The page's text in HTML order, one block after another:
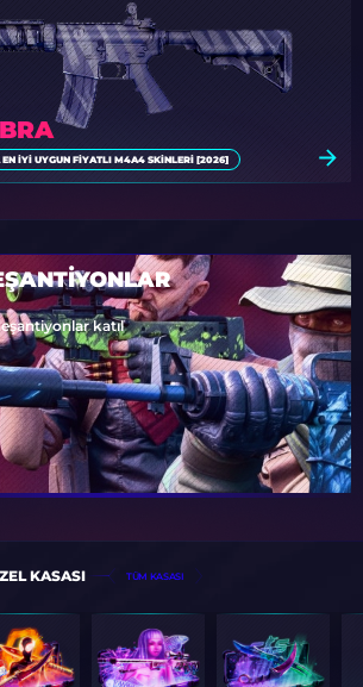
EN İYI UYGUN FIYATLI M4A4 SKINLERI [2026]
katıl
KASASI TÜM KASASI